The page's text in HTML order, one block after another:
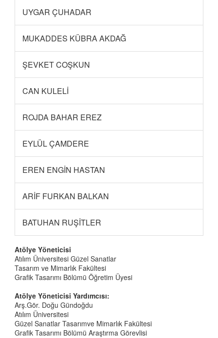
UYGAR ÇUHADAR
MUKADDES KÜBRA AKDAĞ
ŞEVKET COŞKUN
CAN KULELİ
ROJDA BAHAR EREZ
EYLÜL ÇAMDERE
EREN ENGİN HASTAN
ARİF FURKAN BALKAN
BATUHAN RUŞİTLER
Atölye Yöneticisi
Atılım Üniversitesi Güzel Sanatlar
Tasarım ve Mimarlık Fakültesi
Grafik Tasarımı Bölümü Öğretim Üyesi
Atölye Yöneticisi Yardımcısı:
Arş.Gör. Doğu Gündoğdu
Atılım Üniversitesi
Güzel Sanatlar Tasarımve Mimarlık Fakültesi
Grafik Tasarımı Bölümü Araştırma Görevlisi